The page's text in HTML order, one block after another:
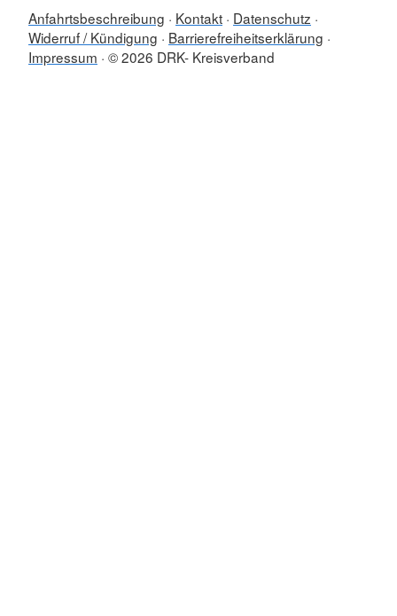
Anfahrtsbeschreibung Kontakt Datenschutz
Widerruf / Kündigung
Barrierefreiheitserklärung
Impressum © 2026 DRK- Kreisverband